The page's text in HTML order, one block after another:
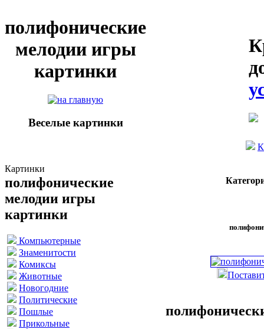
полифонические
мелодии игры
картинки
Веселые картинки
Картинки
полифонические
мелодии игры
картинки
Компьютерные
Знаменитости
Комиксы
Животные
Новогодние
Политические
Пошлые
Прикольные